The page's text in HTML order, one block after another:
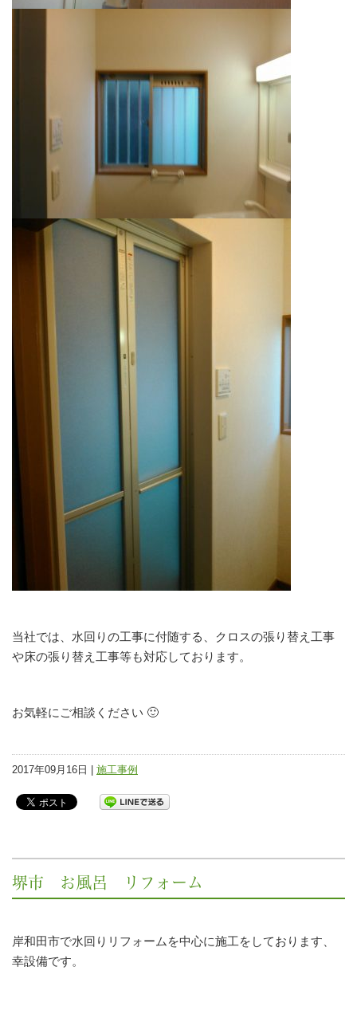
当社では、水回りの工事に付随する、クロスの張り替え工事
や床の張り替え工事等も対応しております。
お気軽にご相談ください 🙂
2017年09月16日 | 施工事例
堺市 お風呂 リフォーム
岸和田市で水回りリフォームを中心に施工をしております、
幸設備です。